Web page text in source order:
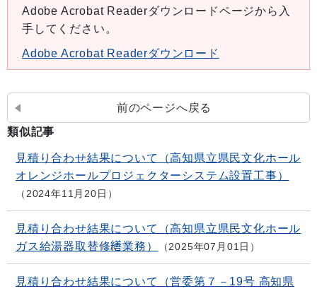
Adobe Acrobat Readerダウンロードページから入
手してください。
Adobe Acrobat Readerダウンロード
前のページへ戻る
類似記事
見積り合わせ結果について（高知県立県民文化ホール
オレンジホールプロジェクターシステム設置工事）
2024年11月20日
見積り合わせ結果について（高知県立県民文化ホール
ガス給湯器取替修繕業務）
2025年07月01日
見積り合わせ結果について（営委第７－19号 高知県